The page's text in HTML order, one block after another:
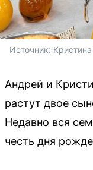
Источник:
Андрей и
растут двое
Недавно вся
честь дня